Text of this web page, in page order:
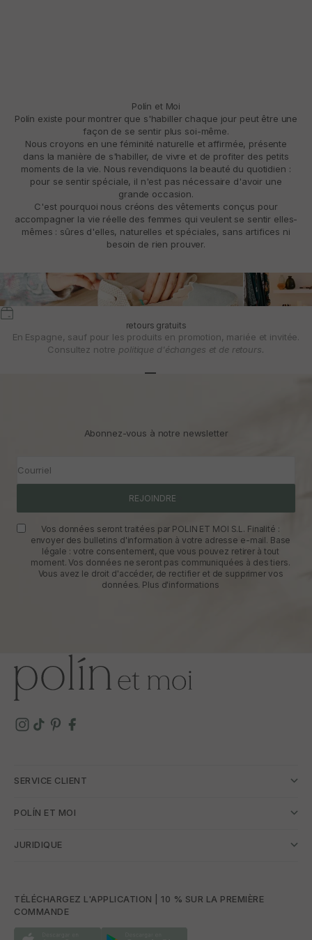
Polín et Moi
Polín existe pour montrer que s'habiller chaque jour peut être une
façon de se sentir plus soi-même.
Nous croyons en une féminité naturelle et affirmée, présente
dans la manière de s'habiller, de vivre et de profiter des petits
moments de la vie. Nous revendiquons la beauté du quotidien :
pour se sentir spéciale, il n'est pas nécessaire d'avoir une
grande occasion.
C'est pourquoi nous créons des vêtements conçus pour
accompagner la vie réelle des femmes qui veulent se sentir elles-
mêmes : sûres d'elles, naturelles et spéciales, sans artifices ni
besoin de rien prouver.
retours gratuits
En Espagne, sauf pour les produits en promotion, mariée et invitée.
Consultez notre politique d'échanges et de retours.
Abonnez-vous à notre newsletter
Courriel
REJOINDRE
Vos données seront traitées par POLIN ET MOI S.L. Finalité :
envoyer des bulletins d'information à votre adresse e-mail. Base
légale : votre consentement, que vous pouvez retirer à tout
moment. Vos données ne seront pas communiquées à des tiers.
Vous avez le droit d'accéder, de rectifier et de supprimer vos
données. Plus d'informations
SERVICE CLIENT
POLÍN ET MOI
JURIDIQUE
TÉLÉCHARGEZ L'APPLICATION | 10 % SUR LA PREMIÈRE
COMMANDE